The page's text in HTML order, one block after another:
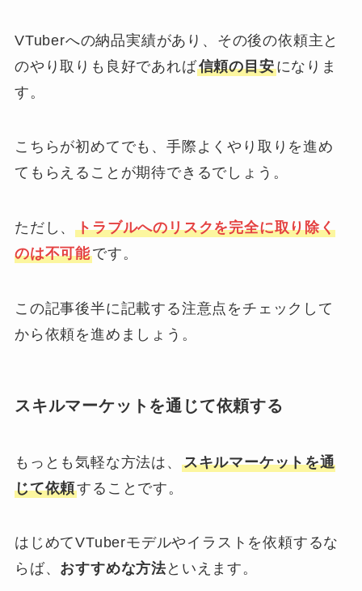
VTuberへの納品実績があり、その後の依頼主と
のやり取りも良好であれば信頼の目安になりま
す。
こちらが初めてでも、手際よくやり取りを進め
てもらえることが期待できるでしょう。
ただし、トラブルへのリスクを完全に取り除く
のは不可能です。
この記事後半に記載する注意点をチェックして
から依頼を進めましょう。
スキルマーケットを通じて依頼する
もっとも気軽な方法は、 スキルマーケットを通
じて依頼することです。
はじめてVTuberモデルやイラストを依頼するな
らば、 おすすめな方法といえます。